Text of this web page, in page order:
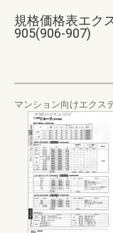
規格価格表エク
905(906-907)
マンション向けエク